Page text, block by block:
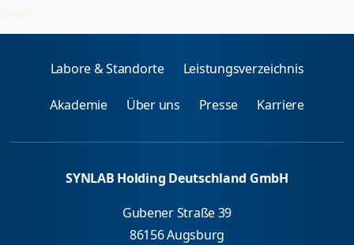
2026-08-08
Labore & Standorte Leistungsverzeichnis
Akademie Über uns Presse Karriere
SYNLAB Holding Deutschland GmbH
Gubener Straße 39
86156 Augsburg